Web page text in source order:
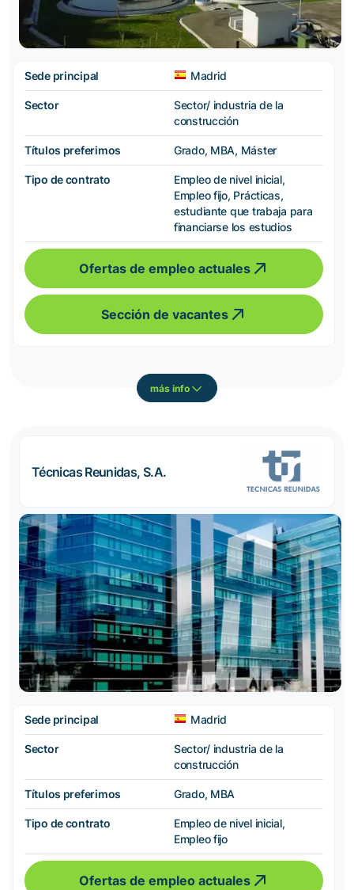
Sede principal Madrid
Sector
Sector/ industria de la
construcción
Títulos preferimos Grado, MBA, Máster
Tipo de contrato
Empleo de nivel inicial,
Empleo fijo, Prácticas,
estudiante que trabaja para
financiarse los estudios
Ofertas de empleo actuales
Sección de vacantes
más info
Técnicas Reunidas, S.A.
Sede principal Madrid
Sector
Sector/ industria de la
construcción
Títulos preferimos Grado, MBA
Tipo de contrato
Empleo de nivel inicial,
Empleo fijo
Ofertas de empleo actuales